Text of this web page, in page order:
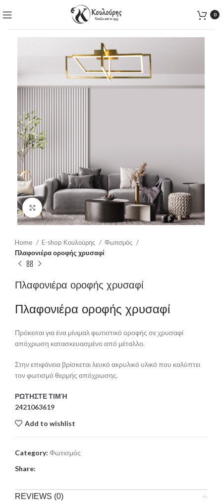
0
Click to enlarge
Home E-shop Κουλούρης
Φωτισμός
Πλαφονιέρα οροφής χρυσαφί
Πλαφονιέρα οροφής χρυσαφί
Πλαφονιέρα οροφής χρυσαφί
Πρόκειται για ένα μίνιμαλ φωτιστικό οροφής σε χρυσαφί
απόχρωση κατασκευασμένο από μέταλλο.
Στην επιφάνεια βρίσκεται λευκό ακρυλικό υλικό που καλύπτει
τον φωτισμό θερμής απόχρωσης.
ΡΩΤΗΣΤΕ ΤΙΜΉ
2421063619
Add to wishlist
Category: Φωτισμός
Share:
REVIEWS (0)